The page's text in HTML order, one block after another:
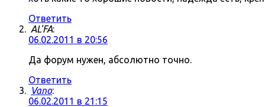
Ответить
AL'FA:
06.02.2011 в 20:56
Да форум нужен, абсолютно точно.
Ответить
Vano:
06.02.2011 в 21:15